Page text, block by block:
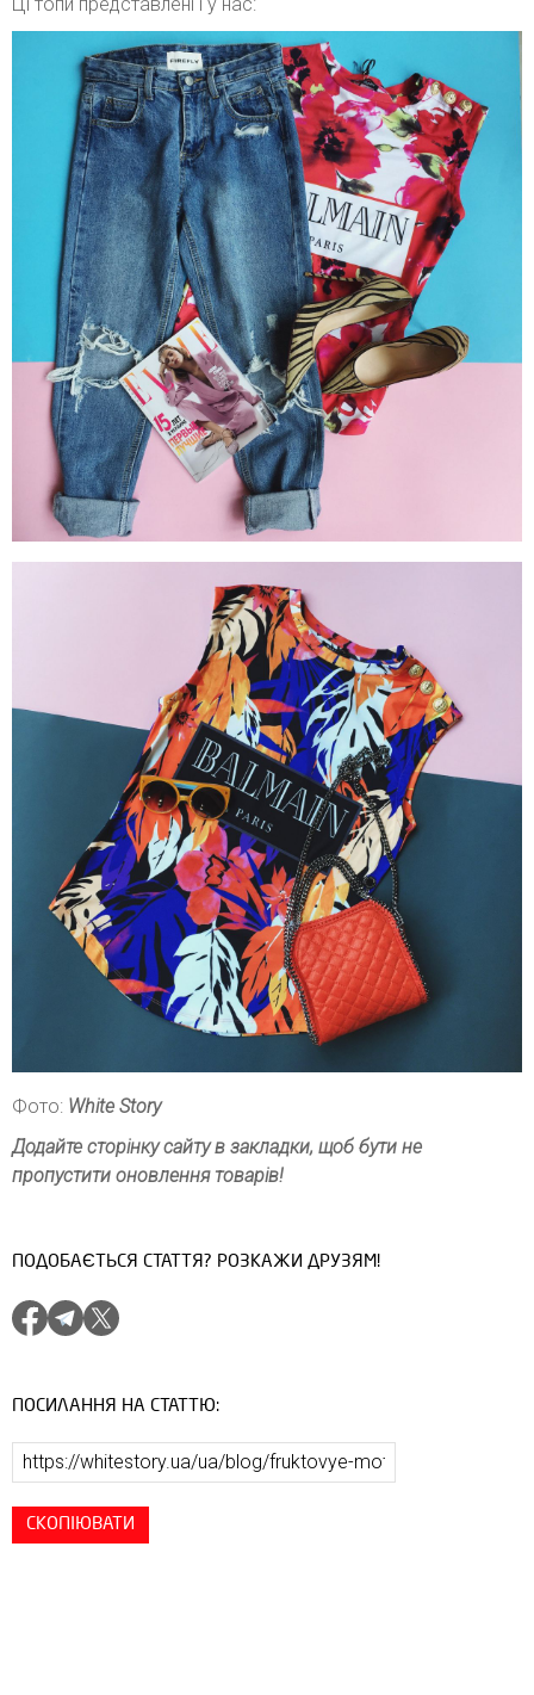
Фото: White Story
Додайте сторінку сайту в закладки, щоб бути не
пропустити оновлення товарів!
ПОДОБАЄТЬСЯ СТАТТЯ? РОЗКАЖИ ДРУЗЯМ!
ПОСИЛАННЯ НА СТАТТЮ:
СКОПІЮВАТИ